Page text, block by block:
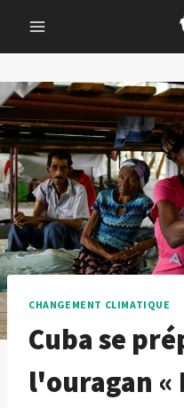
content
CHANGEMENT CLIMATIQUE
Cuba se
l'ouragan «